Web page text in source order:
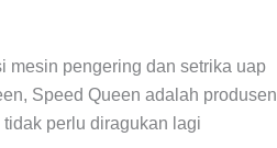
mesin pengering dan setrika uap
Speed Queen adalah produsen
perlu diragukan lagi